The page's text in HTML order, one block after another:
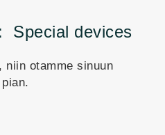
Special devices
otamme sinuun